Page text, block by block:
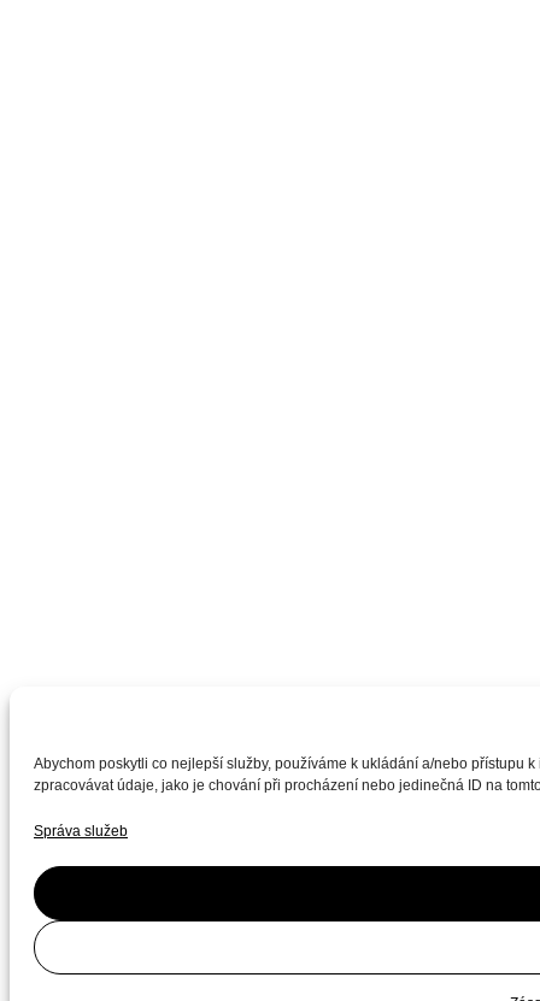
Abychom poskytli co nejlepší služby, používáme k ukládání a/nebo přístupu
zpracovávat údaje, jako je chování při procházení nebo jedinečná ID na
Správa služeb